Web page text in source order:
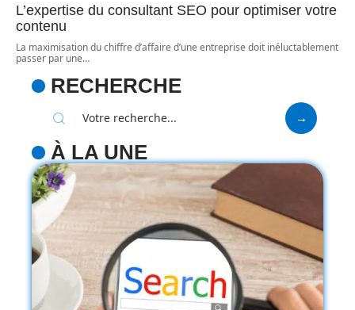
L’expertise du consultant SEO pour optimiser votre
contenu
La maximisation du chiffre d’affaire d’une entreprise doit inéluctablement
passer par une…
RECHERCHE
À LA UNE